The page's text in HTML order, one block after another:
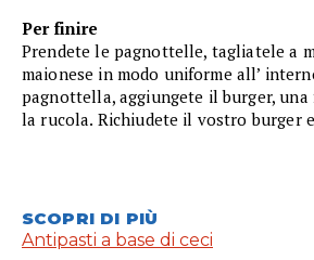
Per finire
Prendete le pagnottelle, tagliatele a
maionese in modo uniforme all’
pagnottella, aggiungete il burger,
la rucola. Richiudete il vostro burger
SCOPRI DI PIÙ
Antipasti a base di ceci